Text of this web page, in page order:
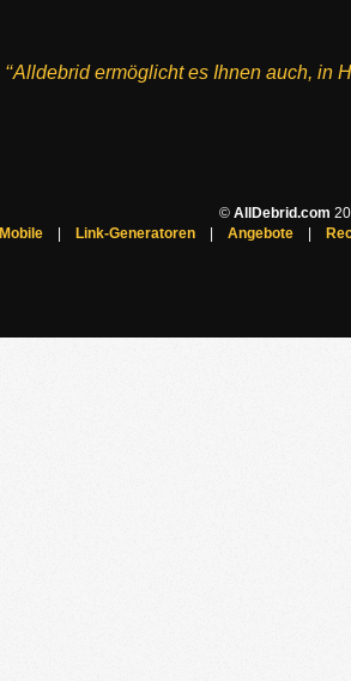
‘‘Alldebrid ermöglicht es Ihnen auch,
© AllDebrid.com
Mobile| Link-Generatoren| Angebote|